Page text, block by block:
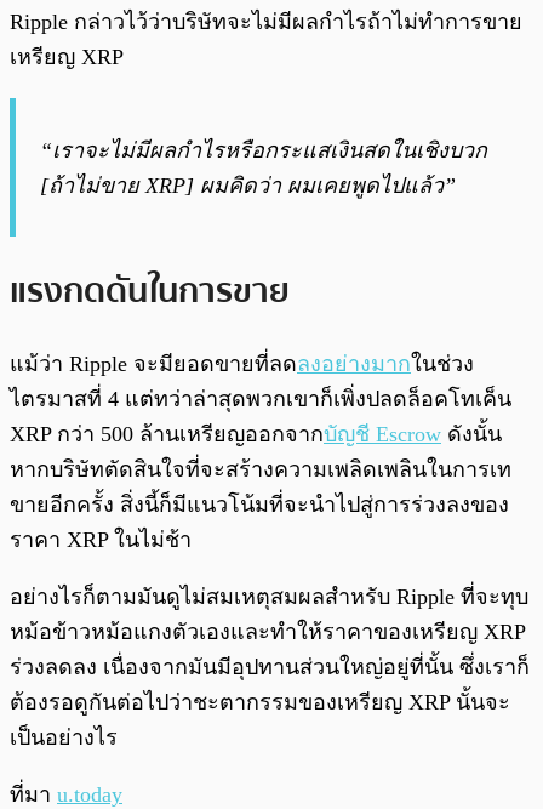
Ripple กล่าวไว้ว่าบริษัทจะไม่มีผลกำไรถ้าไม่ทำการขาย
เหรียญ XRP
“เราจะไม่มีผลกำไรหรือกระแสเงินสดในเชิงบวก
[ถ้าไม่ขาย XRP] ผมคิดว่า ผมเคยพูดไปแล้ว”
แรงกดดันในการขาย
แม้ว่า Ripple จะมียอดขายที่ลดลงอย่างมากในช่วง
ไตรมาสที่ 4 แต่ทว่าล่าสุดพวกเขาก็เพิ่งปลดล็อคโทเค็น
XRP กว่า 500 ล้านเหรียญออกจากบัญชี Escrow ดังนั้น
หากบริษัทตัดสินใจที่จะสร้างความเพลิดเพลินในการเท
ขายอีกครั้ง สิ่งนี้ก็มีแนวโน้มที่จะนำไปสู่การร่วงลงของ
ราคา XRP ในไม่ช้า
อย่างไรก็ตามมันดูไม่สมเหตุสมผลสำหรับ Ripple ที่จะทุบ
หม้อข้าวหม้อแกงตัวเองและทำให้ราคาของเหรียญ XRP
ร่วงลดลง เนื่องจากมันมีอุปทานส่วนใหญ่อยู่ที่นั้น ซึ่งเราก็
ต้องรอดูกันต่อไปว่าชะตากรรมของเหรียญ XRP นั้นจะ
เป็นอย่างไร
ที่มา u.today